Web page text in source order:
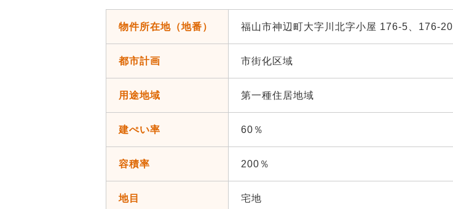
物件所在地（地番） 福山市神辺町大字川北字小屋 176-5、176-20
都市計画 市街化区域
用途地域 第一種住居地域
建ぺい率 60％
容積率 200％
地目 宅地